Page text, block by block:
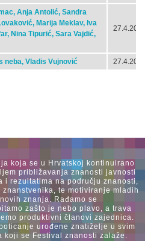
Anja Antolić, Sandra
Marija Meklav, Iva
Nina Tipurić, Sara Vajdić,
neba, Vladis Vujnović
koja se u Hrvatskoj kontinuirano
približavanja znanosti javnosti
i rezultatima na području znanosti,
te motiviranje mladih
znanja. Rađamo se
zašto je nebo plavo, a trava
produktivni članovi zajednica.
urođene znatiželje u svim
se Festival znanosti zalaže.